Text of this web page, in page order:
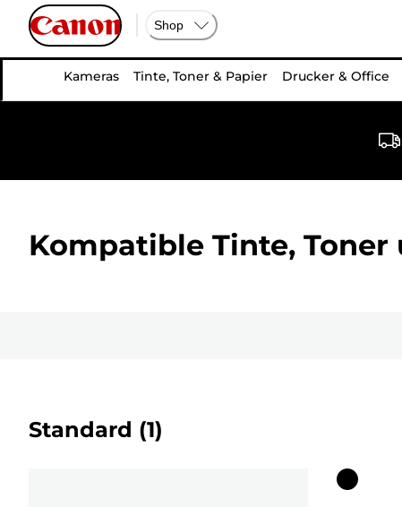
Shop
Kameras Tinte, Toner & Papier Drucker & Office
Kompatible Tinte,
Standard (1)